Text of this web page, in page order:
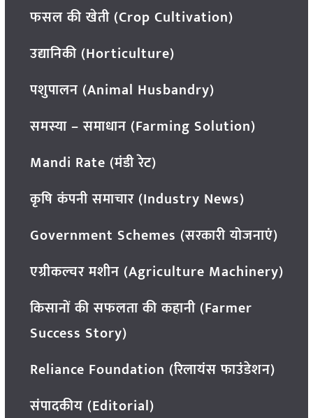
फसल की खेती (Crop Cultivation)
उद्यानिकी (Horticulture)
पशुपालन (Animal Husbandry)
समस्या – समाधान (Farming Solution)
Mandi Rate (मंडी रेट)
कृषि कंपनी समाचार (Industry News)
Government Schemes (सरकारी योजनाएं)
एग्रीकल्चर मशीन (Agriculture Machinery)
किसानों की सफलता की कहानी (Farmer
Success Story)
Reliance Foundation (रिलायंस फाउंडेशन)
संपादकीय (Editorial)